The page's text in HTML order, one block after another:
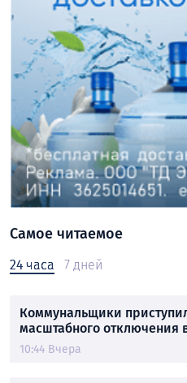
Самое читаемое
24 часа 7 дней
Коммунальщики
масштабного отключения
10:44 Вчера